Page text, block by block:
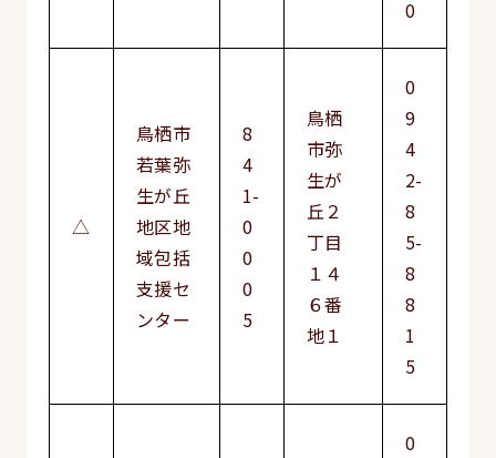
0
△
鳥栖市
若葉弥
生が丘
地区地
域包括
支援セ
ンター
8
4
1-
0
0
0
5
鳥栖
市弥
生が
丘２
丁目
１４
６番
地１
0
9
4
2-
8
5-
8
8
1
5
0